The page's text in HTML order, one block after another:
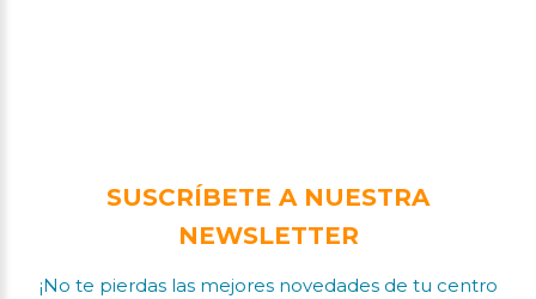
SUSCRÍBETE A NUESTRA
NEWSLETTER
¡No te pierdas las mejores novedades de tu centro